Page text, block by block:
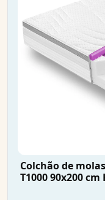
Colchão de
T1000 90x200 cm